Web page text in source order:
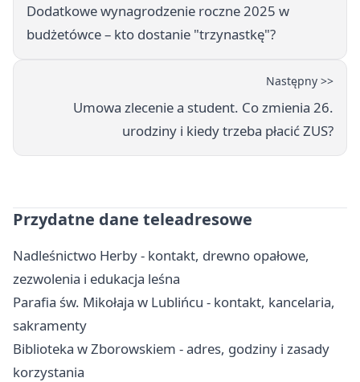
Dodatkowe wynagrodzenie roczne 2025 w
budżetówce – kto dostanie "trzynastkę"?
Następny >>
Umowa zlecenie a student. Co zmienia 26.
urodziny i kiedy trzeba płacić ZUS?
Przydatne dane teleadresowe
Nadleśnictwo Herby - kontakt, drewno opałowe,
zezwolenia i edukacja leśna
Parafia św. Mikołaja w Lublińcu - kontakt, kancelaria,
sakramenty
Biblioteka w Zborowskiem - adres, godziny i zasady
korzystania